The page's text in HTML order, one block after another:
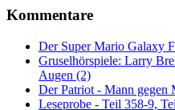
Kommentare
Der Super Mario Galaxy
Gruselhörspiele: Larry
Augen (2)
Der Patriot - Mann gegen
Leseprobe - Teil 358-9,